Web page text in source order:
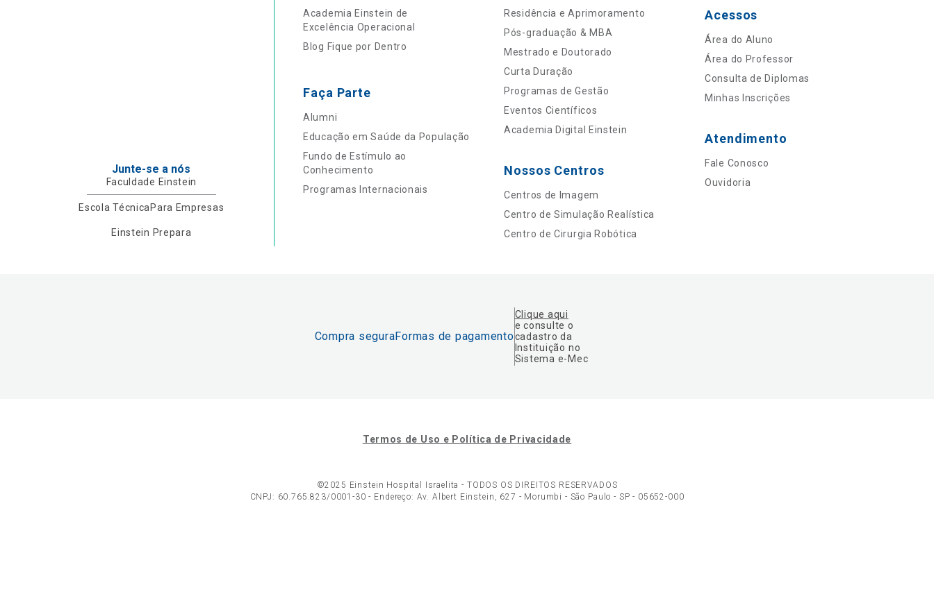
Junte-se a nós
Faculdade Einstein
Escola TécnicaPara Empresas
Einstein Prepara
Academia Einstein de
Excelência Operacional
Blog Fique por Dentro
Faça Parte
Alumni
Educação em Saúde da População
Fundo de Estímulo ao
Conhecimento
Programas Internacionais
Residência e Aprimoramento
Pós-graduação & MBA
Mestrado e Doutorado
Curta Duração
Programas de Gestão
Eventos Científicos
Academia Digital Einstein
Nossos Centros
Centros de Imagem
Centro de Simulação Realística
Centro de Cirurgia Robótica
Acessos
Área do Aluno
Área do Professor
Consulta de Diplomas
Minhas Inscrições
Atendimento
Fale Conosco
Ouvidoria
Compra seguraFormas de pagamento
Clique aqui
e consulte o
cadastro da
Instituição no
Sistema e-Mec
Termos de Uso e Política de Privacidade
©2025 Einstein Hospital Israelita - TODOS OS DIREITOS RESERVADOS
CNPJ: 60.765.823/0001-30 - Endereço: Av. Albert Einstein, 627 - Morumbi - São Paulo - SP - 05652-000